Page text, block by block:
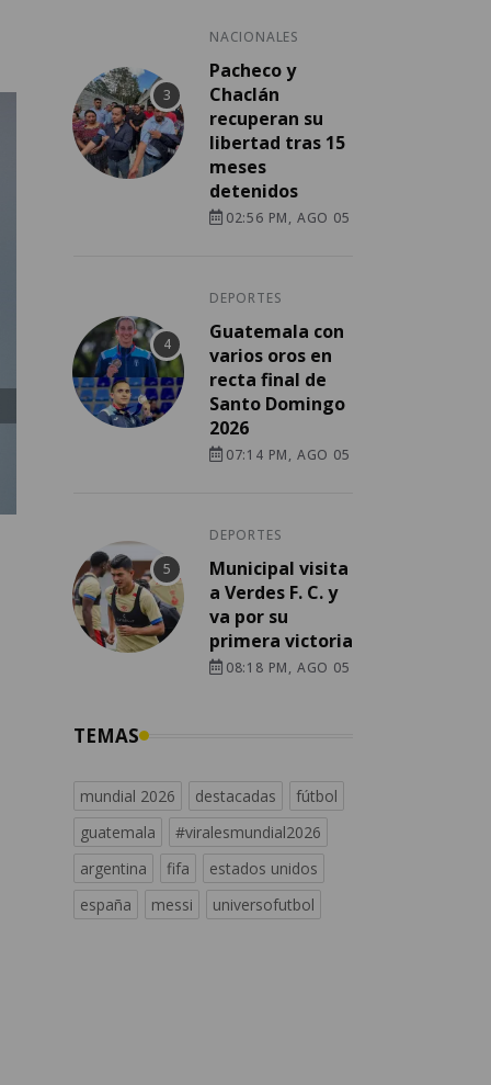
NACIONALES
Pacheco y
Chaclán
recuperan su
libertad tras 15
meses
detenidos
02:56 PM, AGO 05
DEPORTES
Guatemala con
varios oros en
recta final de
Santo Domingo
2026
07:14 PM, AGO 05
DEPORTES
Municipal visita
a Verdes F. C. y
va por su
primera victoria
08:18 PM, AGO 05
TEMAS
mundial 2026 destacadas
fútbol
guatemala
#viralesmundial2026
argentina
fifa
estados unidos
españa
messi universofutbol